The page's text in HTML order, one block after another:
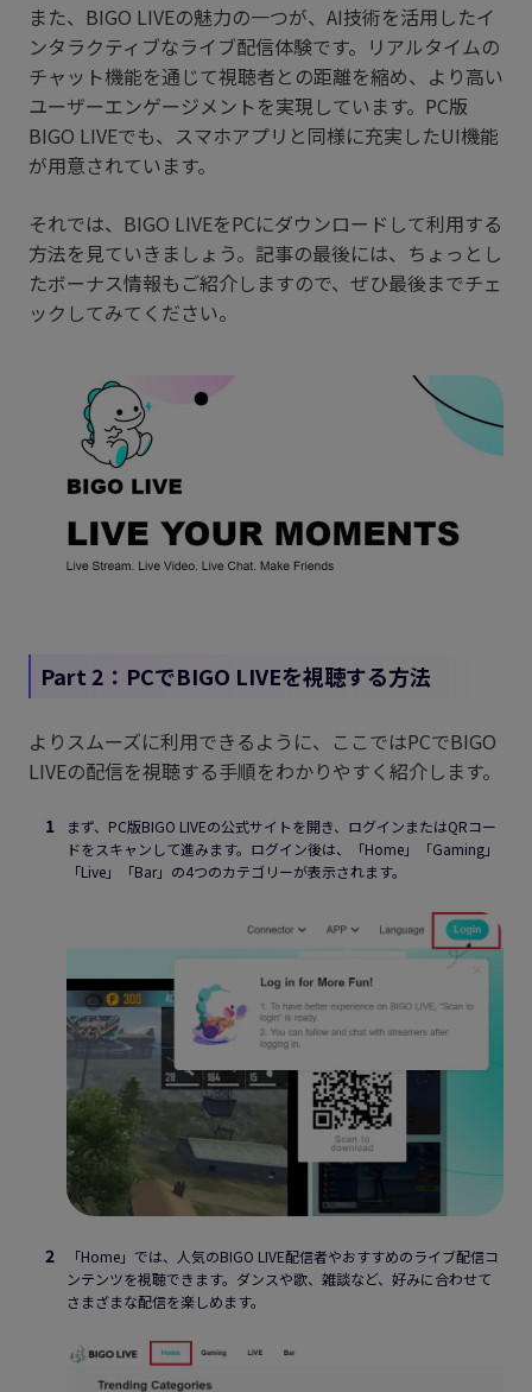
また、BIGO LIVEの魅力の一つが、AI技術を活用したイ
ンタラクティブなライブ配信体験です。リアルタイムの
チャット機能を通じて視聴者との距離を縮め、より高い
ユーザーエンゲージメントを実現しています。PC版
BIGO LIVEでも、スマホアプリと同様に充実したUI機能
が用意されています。
それでは、BIGO LIVEをPCにダウンロードして利用する
方法を見ていきましょう。記事の最後には、ちょっとし
たボーナス情報もご紹介しますので、ぜひ最後までチェ
ックしてみてください。
Part 2：PCでBIGO LIVEを視聴する方法
よりスムーズに利用できるように、ここではPCでBIGO
LIVEの配信を視聴する手順をわかりやすく紹介します。
まず、PC版BIGO LIVEの公式サイトを開き、ログインまたはQRコー
ドをスキャンして進みます。ログイン後は、「Home」「Gaming」
「Live」「Bar」の4つのカテゴリーが表示されます。
「Home」では、人気のBIGO LIVE配信者やおすすめのライブ配信コ
ンテンツを視聴できます。ダンスや歌、雑談など、好みに合わせて
さまざまな配信を楽しめます。